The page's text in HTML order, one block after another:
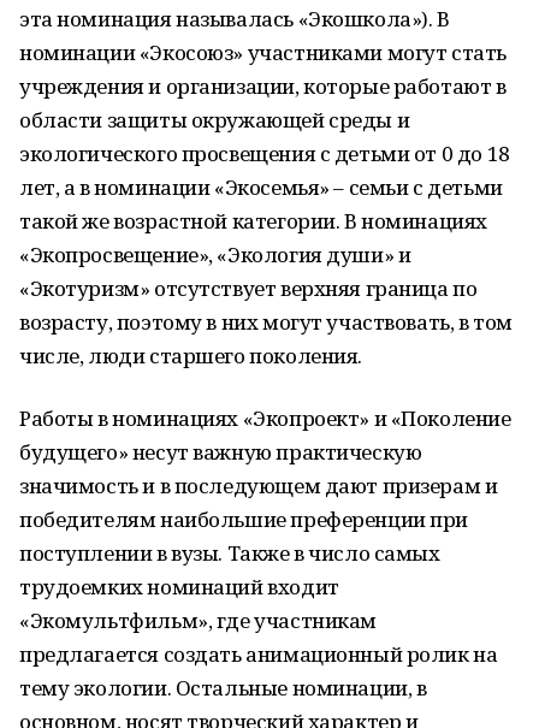
эта номинация называлась «Экошкола»). В
номинации «Экосоюз» участниками могут стать
учреждения и организации, которые работают в
области защиты окружающей среды и
экологического просвещения с детьми от 0 до 18
лет, а в номинации «Экосемья» – семьи с детьми
такой же возрастной категории. В номинациях
«Экопросвещение», «Экология души» и
«Экотуризм» отсутствует верхняя граница по
возрасту, поэтому в них могут участвовать, в том
числе, люди старшего поколения.
Работы в номинациях «Экопроект» и «Поколение
будущего» несут важную практическую
значимость и в последующем дают призерам и
победителям наибольшие преференции при
поступлении в вузы. Также в число самых
трудоемких номинаций входит
«Экомультфильм», где участникам
предлагается создать анимационный ролик на
тему экологии. Остальные номинации, в
основном, носят творческий характер и